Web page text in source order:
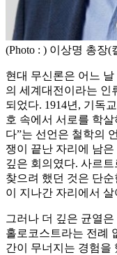
(Photo : ) 이상명 총장
현대 무신론은 어느
의 세계대전이라는 인
되었다. 1914년, 기독
호 속에서 서로를 학
다”는 선언은 철학의
쟁이 끝난 자리에 남
깊은 회의였다. 사르
찾으려 했던 것은 단
이 지나간 자리에서
그러나 더 깊은 균열
홀로코스트라는 전례
간이 무너지는 경험을